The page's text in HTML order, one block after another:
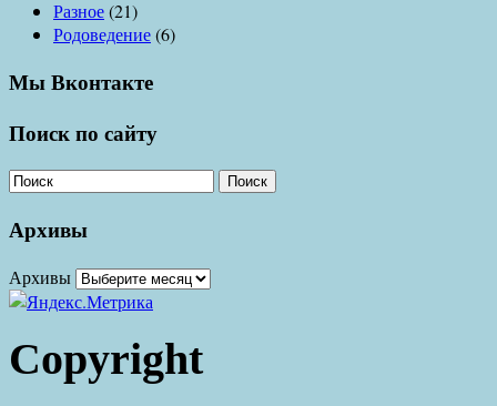
Разное(21)
Родоведение(6)
Мы Вконтакте
Поиск по сайту
Поиск
Архивы
Архивы
Copyright